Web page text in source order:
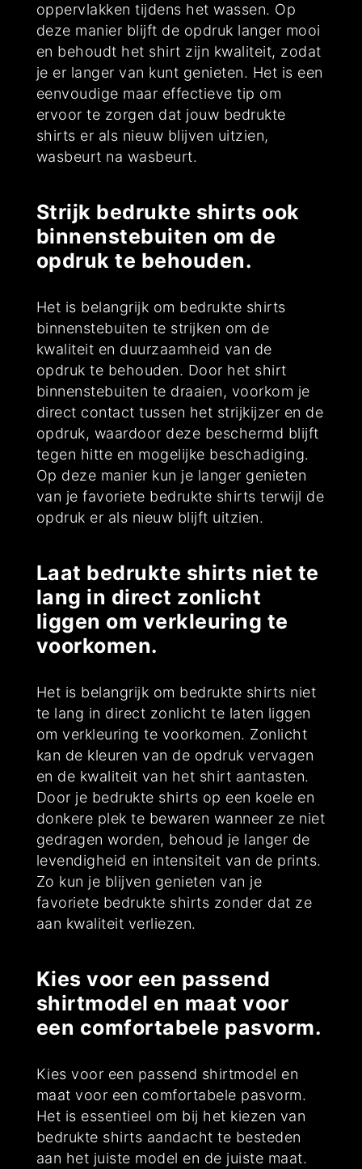
oppervlakken tijdens het wassen. Op
deze manier blijft de opdruk langer mooi
en behoudt het shirt zijn kwaliteit, zodat
je er langer van kunt genieten. Het is een
eenvoudige maar effectieve tip om
ervoor te zorgen dat jouw bedrukte
shirts er als nieuw blijven uitzien,
wasbeurt na wasbeurt.
Strijk bedrukte shirts ook
binnenstebuiten om de
opdruk te behouden.
Het is belangrijk om bedrukte shirts
binnenstebuiten te strijken om de
kwaliteit en duurzaamheid van de
opdruk te behouden. Door het shirt
binnenstebuiten te draaien, voorkom je
direct contact tussen het strijkijzer en de
opdruk, waardoor deze beschermd blijft
tegen hitte en mogelijke beschadiging.
Op deze manier kun je langer genieten
van je favoriete bedrukte shirts terwijl de
opdruk er als nieuw blijft uitzien.
Laat bedrukte shirts niet te
lang in direct zonlicht
liggen om verkleuring te
voorkomen.
Het is belangrijk om bedrukte shirts niet
te lang in direct zonlicht te laten liggen
om verkleuring te voorkomen. Zonlicht
kan de kleuren van de opdruk vervagen
en de kwaliteit van het shirt aantasten.
Door je bedrukte shirts op een koele en
donkere plek te bewaren wanneer ze niet
gedragen worden, behoud je langer de
levendigheid en intensiteit van de prints.
Zo kun je blijven genieten van je
favoriete bedrukte shirts zonder dat ze
aan kwaliteit verliezen.
Kies voor een passend
shirtmodel en maat voor
een comfortabele pasvorm.
Kies voor een passend shirtmodel en
maat voor een comfortabele pasvorm.
Het is essentieel om bij het kiezen van
bedrukte shirts aandacht te besteden
aan het juiste model en de juiste maat.